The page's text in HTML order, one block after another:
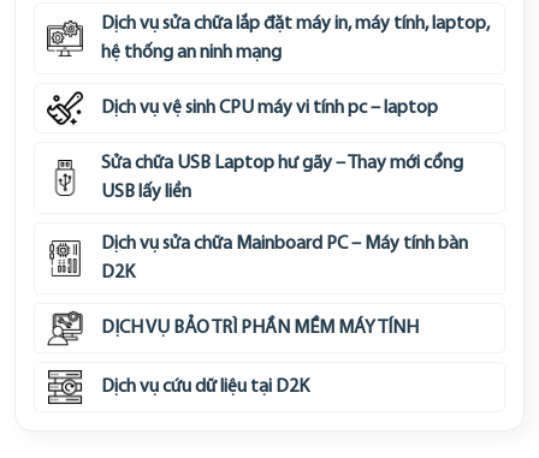
Dịch vụ sửa chữa lắp đặt máy in, máy tính, laptop,
hệ thống an ninh mạng
Dịch vụ vệ sinh CPU máy vi tính pc – laptop
Sửa chữa USB Laptop hư gãy – Thay mới cổng
USB lấy liền
Dịch vụ sửa chữa Mainboard PC – Máy tính bàn
D2K
DỊCH VỤ BẢO TRÌ PHẦN MỀM MÁY TÍNH
Dịch vụ cứu dữ liệu tại D2K